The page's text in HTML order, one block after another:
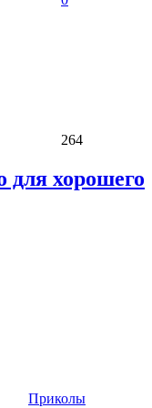
264
хорошего
Приколы